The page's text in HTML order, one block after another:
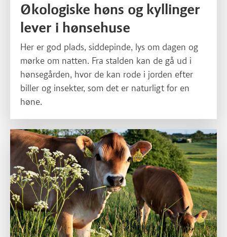
Økologiske høns og kyllinger
lever i hønsehuse
Her er god plads, siddepinde, lys om dagen og
mørke om natten. Fra stalden kan de gå ud i
hønsegården, hvor de kan rode i jorden efter
biller og insekter, som det er naturligt for en
høne.